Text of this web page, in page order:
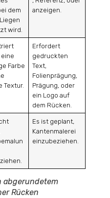
dem
wird.
anzeigen.
Farbe
Textur.
Erfordert
gedruckten
Text,
Folienprägung,
Prägung, oder
ein Logo auf
dem Rücken.
Es ist geplant,
Kantenmalerei
einzubeziehen.
abgerundetem
Rücken